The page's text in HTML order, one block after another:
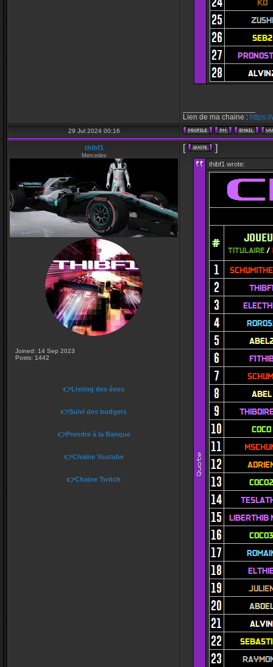
Lien de ma chaine :
29 Jul 2024 00:16
thibf1
Mercedes
Joined: 14 Sep 2023
Posts: 1442
👉Listing des évos
👉Suivi des budgets
👉Prendre à la Banque
👉Chaine Youtube
👉Chaine Twitch
[ ]
thibf1 wrote: